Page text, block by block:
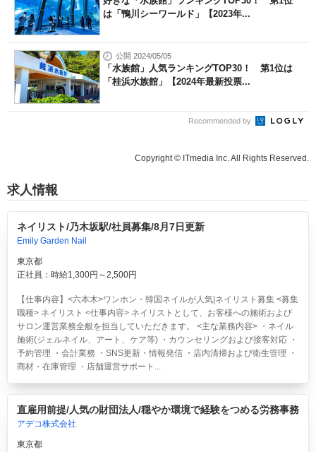
は「鴨川シーワールド」【2023年...
公開 2024/05/05
「水族館」人気ランキングTOP30！ 第1位は
「桂浜水族館」【2024年最新投票...
Recommended by
Copyright © ITmedia Inc. All Rights Reserved.
求人情報
ネイリスト/乃木坂駅/社員募集/8月7日更新
Emily Garden Nail
東京都
正社員：時給1,300円～2,500円
【仕事内容】<六本木>ワンホン・韓国ネイルが人気|ネイリスト募集 <募集
職種> ネイリスト <仕事内容> ネイリストとして、お客様への施術および
サロン運営業務全般を担当していただきます。 <主な業務内容> ・ネイル
施術(ジェルネイル、アート、ケア等) ・カウンセリングおよび接客対応 ・
予約管理 ・会計業務 ・SNS更新・情報発信 ・店内清掃および衛生管理 ・
商材・在庫管理 ・店舗運営サポート...
直雇用前提/人気の財団法人/穏やか環境で経験をつめる労務事務
アデコ株式会社
東京都